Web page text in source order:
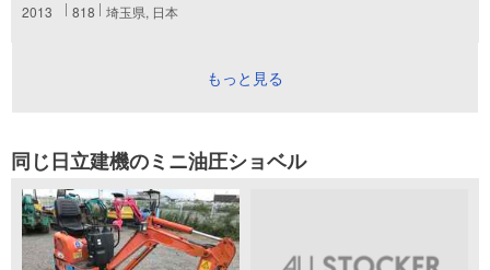
2013 818 埼玉県, 日本
もっと見る
同じ日立建機のミニ油圧ショベル